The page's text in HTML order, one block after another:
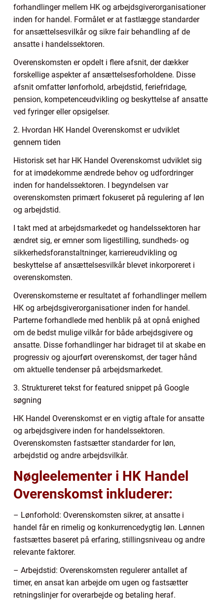
forhandlinger mellem HK og arbejdsgiverorganisationer
inden for handel. Formålet er at fastlægge standarder
for ansættelsesvilkår og sikre fair behandling af de
ansatte i handelssektoren.
Overenskomsten er opdelt i flere afsnit, der dækker
forskellige aspekter af ansættelsesforholdene. Disse
afsnit omfatter lønforhold, arbejdstid, feriefridage,
pension, kompetenceudvikling og beskyttelse af ansatte
ved fyringer eller opsigelser.
2. Hvordan HK Handel Overenskomst er udviklet
gennem tiden
Historisk set har HK Handel Overenskomst udviklet sig
for at imødekomme ændrede behov og udfordringer
inden for handelssektoren. I begyndelsen var
overenskomsten primært fokuseret på regulering af løn
og arbejdstid.
I takt med at arbejdsmarkedet og handelssektoren har
ændret sig, er emner som ligestilling, sundheds- og
sikkerhedsforanstaltninger, karriereudvikling og
beskyttelse af ansættelsesvilkår blevet inkorporeret i
overenskomsten.
Overenskomsterne er resultatet af forhandlinger mellem
HK og arbejdsgiverorganisationer inden for handel.
Parterne forhandlede med henblik på at opnå enighed
om de bedst mulige vilkår for både arbejdsgivere og
ansatte. Disse forhandlinger har bidraget til at skabe en
progressiv og ajourført overenskomst, der tager hånd
om aktuelle tendenser på arbejdsmarkedet.
3. Struktureret tekst for featured snippet på Google
søgning
HK Handel Overenskomst er en vigtig aftale for ansatte
og arbejdsgivere inden for handelssektoren.
Overenskomsten fastsætter standarder for løn,
arbejdstid og andre arbejdsvilkår.
Nøgleelementer i HK Handel
Overenskomst inkluderer:
– Lønforhold: Overenskomsten sikrer, at ansatte i
handel får en rimelig og konkurrencedygtig løn. Lønnen
fastsættes baseret på erfaring, stillingsniveau og andre
relevante faktorer.
– Arbejdstid: Overenskomsten regulerer antallet af
timer, en ansat kan arbejde om ugen og fastsætter
retningslinjer for overarbejde og betaling heraf.